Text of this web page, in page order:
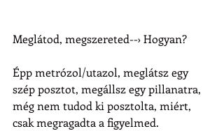
Meglátod, megszereted--› Hogyan?
Épp metrózol/utazol, meglátsz egy
szép posztot, megállsz egy pillanatra,
még nem tudod ki posztolta, miért,
csak megragadta a figyelmed.